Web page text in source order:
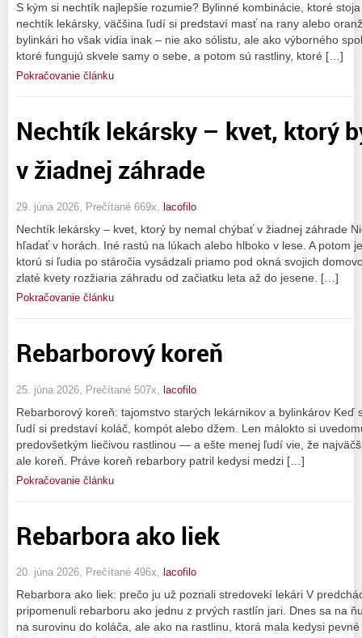
S kým si nechtík najlepšie rozumie? Bylinné kombinácie, ktoré
nechtík lekársky, väčšina ľudí si predstaví masť na rany alebo
bylinkári ho však vidia inak – nie ako sólistu, ale ako výborného
ktoré fungujú skvele samy o sebe, a potom sú rastliny, ktoré […]
Pokračovanie článku
Nechtík lekársky – kvet, ktorý
v žiadnej záhrade
29. júna 2026, Prečítané 669x, lacofilo
Nechtík lekársky – kvet, ktorý by nemal chýbať v žiadnej záhrade
hľadať v horách. Iné rastú na lúkach alebo hlboko v lese. A potom
ktorú si ľudia po stáročia vysádzali priamo pod okná svojich
zlaté kvety rozžiaria záhradu od začiatku leta až do jesene. […]
Pokračovanie článku
Rebarborový koreň
25. júna 2026, Prečítané 507x, lacofilo
Rebarborový koreň: tajomstvo starých lekárnikov a bylinkárov Keď
ľudí si predstaví koláč, kompót alebo džem. Len málokto si
predovšetkým liečivou rastlinou — a ešte menej ľudí vie, že
ale koreň. Práve koreň rebarbory patril kedysi medzi […]
Pokračovanie článku
Rebarbora ako liek
20. júna 2026, Prečítané 496x, lacofilo
Rebarbora ako liek: prečo ju už poznali stredovekí lekári V
pripomenuli rebarboru ako jednu z prvých rastlín jari. Dnes sa na
na surovinu do koláča, ale ako na rastlinu, ktorá mala kedysi